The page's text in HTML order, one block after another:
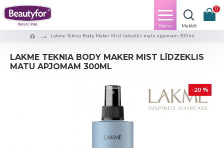
0
Lakme Teknia Body Maker Mist līdzeklis matu apjomam 300ml
LAKME TEKNIA BODY MAKER MIST LĪDZEKLIS
MATU APJOMAM 300ML
-20 %